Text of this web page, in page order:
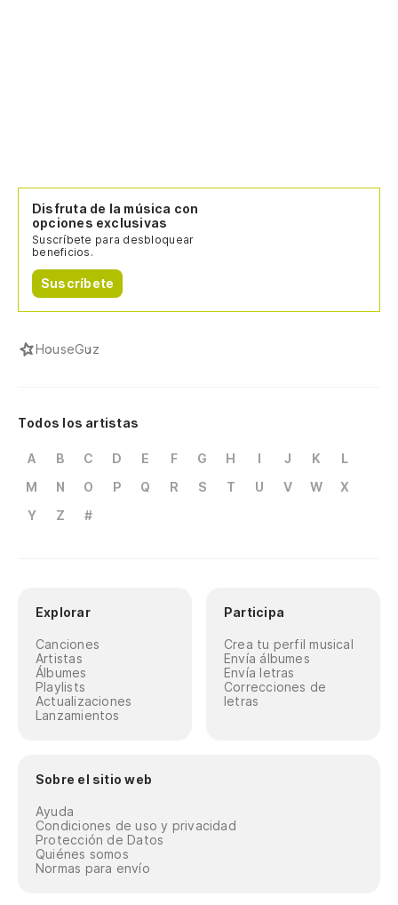
Disfruta de la música con
opciones exclusivas
Suscríbete para desbloquear
beneficios.
Suscríbete
HouseGuz
Todos los artistas
A B C D E F G H I J K
L
M
N O P Q R S T U V W
X
Y
Z #
Explorar
Canciones
Artistas
Álbumes
Playlists
Actualizaciones
Lanzamientos
Participa
Crea tu perfil musical
Envía álbumes
Envía letras
Correcciones de
letras
Sobre el sitio web
Ayuda
Condiciones de uso y privacidad
Protección de Datos
Quiénes somos
Normas para envío